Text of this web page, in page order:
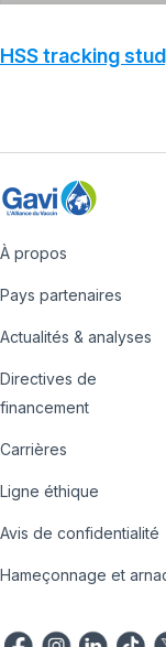
HSS tracking
Footer
À propos
Pays partenaires
Actualités & analyses
Country
Hub
Directives de
financement
Footer
nav
Carrières
Ligne éthique
Avis de confidentialité
Hameçonnage et